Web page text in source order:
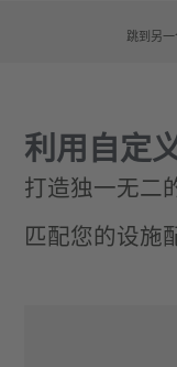
跳到另
利用自定
打造独一无二
匹配您的设施